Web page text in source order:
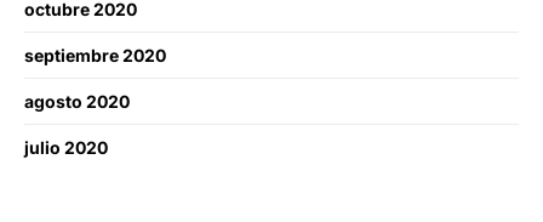
octubre 2020
septiembre 2020
agosto 2020
julio 2020